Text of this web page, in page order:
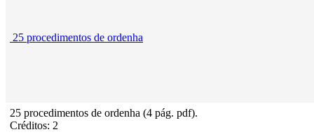
25 procedimentos de ordenha
25 procedimentos de ordenha (4 pág. pdf).
Créditos: 2